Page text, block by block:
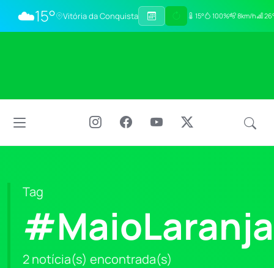
☁️15° Vitória da Conquista 15° 100% 8km/h
Tag
#MaioLaranja
2 notícia(s) encontrada(s)